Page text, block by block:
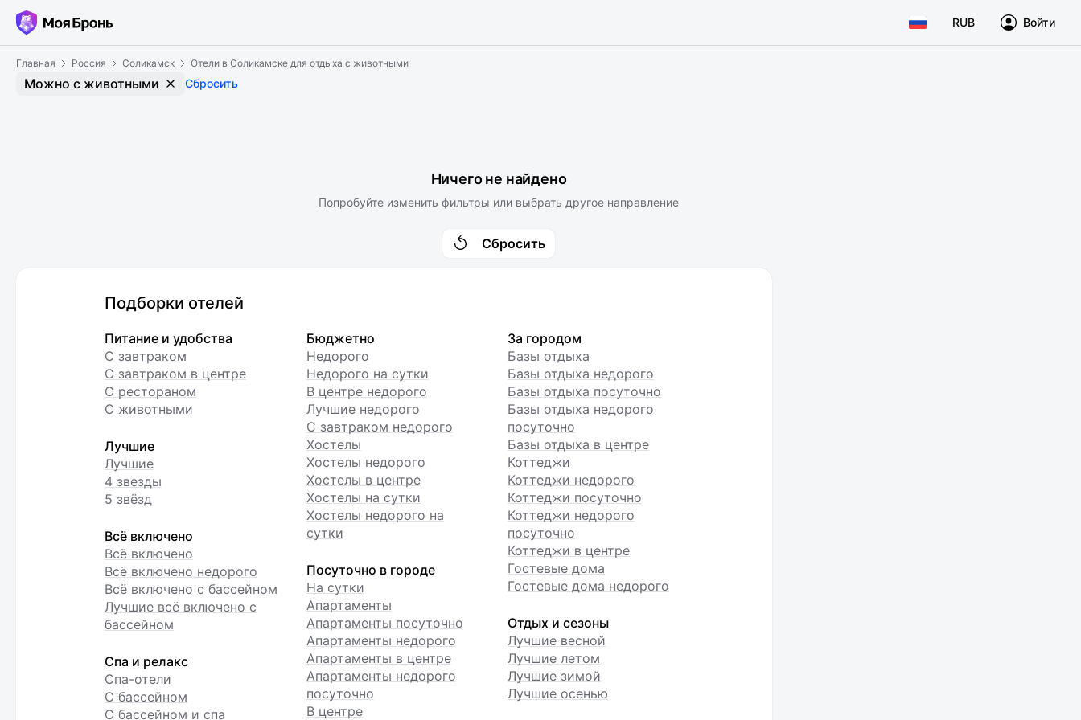
RUB Войти
Главная Россия Соликамск Отели в Соликамске для отдыха с животными
Можно с животными Сбросить
Ничего не найдено
Попробуйте изменить фильтры или выбрать другое направление
Сбросить
Подборки отелей
Питание и удобства
С завтраком
С завтраком в центре
С рестораном
С животными
Лучшие
Лучшие
4 звезды
5 звёзд
Всё включено
Всё включено
Всё включено недорого
Всё включено с бассейном
Лучшие всё включено с
бассейном
Спа и релакс
Спа-отели
С бассейном
С бассейном и спа
Бюджетно
Недорого
Недорого на сутки
В центре недорого
Лучшие недорого
С завтраком недорого
Хостелы
Хостелы недорого
Хостелы в центре
Хостелы на сутки
Хостелы недорого на
сутки
Посуточно в городе
На сутки
Апартаменты
Апартаменты посуточно
Апартаменты недорого
Апартаменты в центре
Апартаменты недорого
посуточно
В центре
За городом
Базы отдыха
Базы отдыха недорого
Базы отдыха посуточно
Базы отдыха недорого
посуточно
Базы отдыха в центре
Коттеджи
Коттеджи недорого
Коттеджи посуточно
Коттеджи недорого
посуточно
Коттеджи в центре
Гостевые дома
Гостевые дома недорого
Отдых и сезоны
Лучшие весной
Лучшие летом
Лучшие зимой
Лучшие осенью